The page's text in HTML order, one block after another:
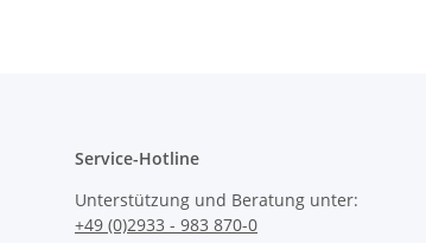
Service-Hotline
Unterstützung und Beratung unter:
+49 (0)2933 - 983 870-0